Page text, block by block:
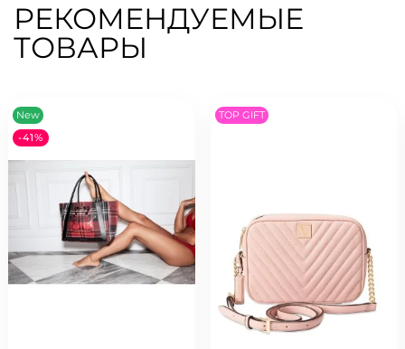
РЕКОМЕНДУЕМЫЕ
ТОВАРЫ
New
-41%
TOP GIFT